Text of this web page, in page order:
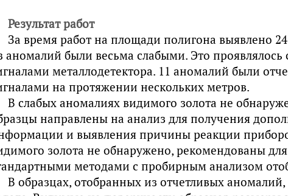
Результат работ
За время работ на площади полигона выявлено
аномалий были весьма слабыми. Это проявлялось
металлодетектора. 11 аномалий были
на протяжении нескольких метров.
В слабых аномалиях видимого золота не
направлены на анализ для получения
и выявления причины реакции
золота не обнаружено, рекомендованы
методами с пробирным анализом
В образцах, отобранных из отчетливых